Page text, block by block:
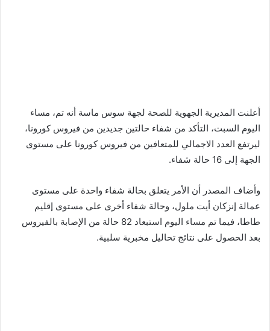
أعلنت المديرية الجهوية للصحة لجهة سوس ماسة أنه تم، مساء
اليوم السبت، التأكد من شفاء حالتين جديدين من فيروس كورونا،
ليرتفع العدد الاجمالي للمتعافين من فيروس كورونا على مستوى
الجهة إلى 16 حالة شفاء.
وأضاف المصدر أن الأمر يتعلق بحالة شفاء واحدة على مستوى
عمالة إنزكان أيت ملول، وحالة شفاء أخرى على مستوى إقليم
طاطا، فيما تم مساء اليوم استبعاد 82 حالة من الإصابة بالفيروس
بعد الحصول على نتائج تحاليل مخبرية سلبية.